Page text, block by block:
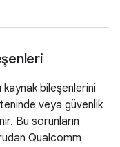
kaynak bileşenlerini
veya güvenlik
Bu sorunların
Qualcomm